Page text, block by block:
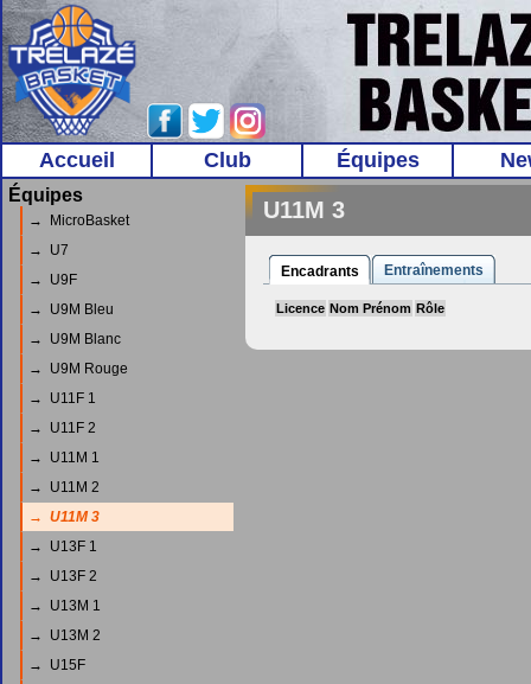
Accueil Club Équipes
Équipes
→ MicroBasket
→ U7
→ U9F
→ U9M Bleu
→ U9M Blanc
→ U9M Rouge
→ U11F 1
→ U11F 2
→ U11M 1
→ U11M 2
→ U11M 3
→ U13F 1
→ U13F 2
→ U13M 1
→ U13M 2
→ U15F
U11M 3
Encadrants Entraînements
Licence Nom Prénom Rôle